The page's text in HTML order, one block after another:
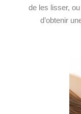
de les lisser,
d’obtenir